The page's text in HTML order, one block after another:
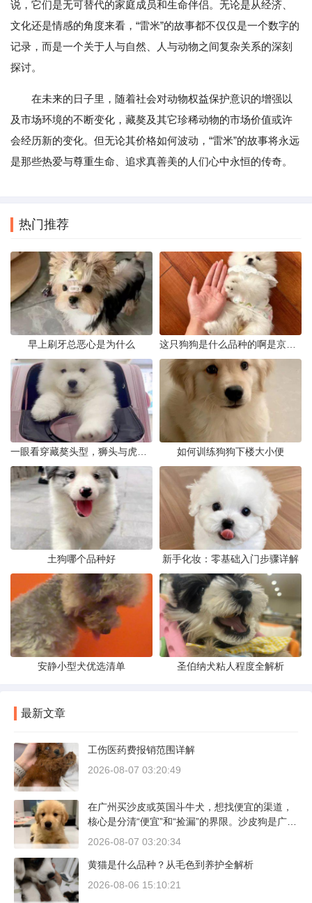
说，它们是无可替代的家庭成员和生命伴侣。无论是从经济、
文化还是情感的角度来看，“雷米”的故事都不仅仅是一个数字的
记录，而是一个关于人与自然、人与动物之间复杂关系的深刻
探讨。
在未来的日子里，随着社会对动物权益保护意识的增强以
及市场环境的不断变化，藏獒及其它珍稀动物的市场价值或许
会经历新的变化。但无论其价格如何波动，“雷米”的故事将永远
是那些热爱与尊重生命、追求真善美的人们心中永恒的传奇。
热门推荐
早上刷牙总恶心是为什么
如何训练狗狗下楼大小便
土狗哪个品种好 新手化妆：零基础入门步骤详解
安静小型犬优选清单 圣伯纳犬粘人程度全解析
最新文章
工伤医药费报销范围详解
2026-08-07 03:20:49
在广州买沙皮或英国斗牛犬，想找便宜的渠道，
核心是分清“便宜”和“捡漏”的界限。沙皮狗是广东
本地犬种，价格比北方城市有优势；英国斗牛犬
方和真实价格区间。
2026-08-07 03:20:34
黄猫是什么品种？从毛色到养护全解析
2026-08-06 15:10:21